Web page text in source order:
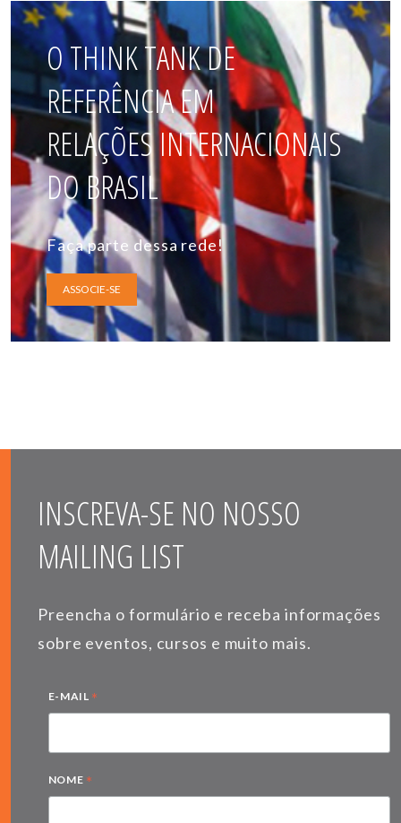
O THINK TANK DE
REFERÊNCIA EM
RELAÇÕES INTERNACIONAIS
DO BRASIL
Faça parte dessa rede!
ASSOCIE-SE
INSCREVA-SE NO NOSSO
MAILING LIST
Preencha o formulário e receba informações
sobre eventos, cursos e muito mais.
E-MAIL *
NOME *